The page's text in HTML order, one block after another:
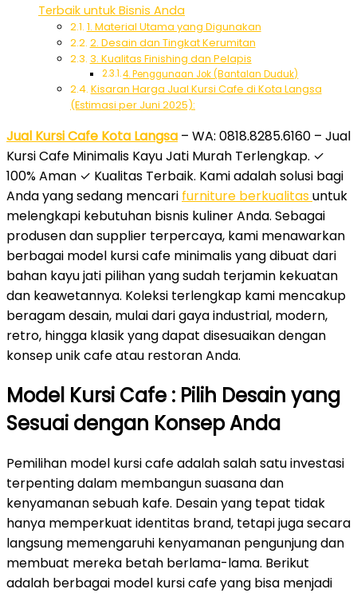
Terbaik untuk Bisnis Anda
1. Material Utama yang Digunakan
2. Desain dan Tingkat Kerumitan
3. Kualitas Finishing dan Pelapis
4. Penggunaan Jok (Bantalan Duduk)
Kisaran Harga Jual Kursi Cafe di Kota Langsa
(Estimasi per Juni 2025):
Jual Kursi Cafe Kota Langsa – WA: 0818.8285.6160 – Jual
Kursi Cafe Minimalis Kayu Jati Murah Terlengkap. ✓
100% Aman ✓ Kualitas Terbaik. Kami adalah solusi bagi
Anda yang sedang mencari furniture berkualitasuntuk
melengkapi kebutuhan bisnis kuliner Anda. Sebagai
produsen dan supplier terpercaya, kami menawarkan
berbagai model kursi cafe minimalis yang dibuat dari
bahan kayu jati pilihan yang sudah terjamin kekuatan
dan keawetannya. Koleksi terlengkap kami mencakup
beragam desain, mulai dari gaya industrial, modern,
retro, hingga klasik yang dapat disesuaikan dengan
konsep unik cafe atau restoran Anda.
Model Kursi Cafe : Pilih Desain yang
Sesuai dengan Konsep Anda
Pemilihan model kursi cafe adalah salah satu investasi
terpenting dalam membangun suasana dan
kenyamanan sebuah kafe. Desain yang tepat tidak
hanya memperkuat identitas brand, tetapi juga secara
langsung memengaruhi kenyamanan pengunjung dan
membuat mereka betah berlama-lama. Berikut
adalah berbagai model kursi cafe yang bisa menjadi